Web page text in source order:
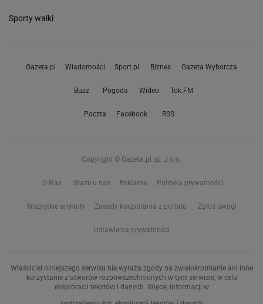
Sporty walki
Gazeta.pl Wiadomości Sport.pl Biznes Gazeta Wyborcza
Buzz Pogoda Wideo Tok.FM
Poczta Facebook RSS
Copyright © Gazeta.pl sp. z o.o.
O Nas Staże u nas Reklama Polityka prywatności
Wszystkie artykuły Zasady korzystania z portalu Zgłoś uwagi
Ustawienia prywatności
Właściciel niniejszego serwisu nie wyraża zgody na zwielokrotnianie ani inne
korzystanie z utworów rozpowszechnionych w tym serwisie, w celu
eksploracji tekstów i danych. Więcej informacji w